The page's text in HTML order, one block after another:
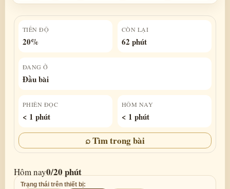
TIẾN ĐỘ
20%
CÒN LẠI
62 phút
ĐANG Ở
Đầu bài
PHIÊN ĐỌC
< 1 phút
HÔM NAY
< 1 phút
⌕ Tìm trong bài
Hôm nay0/20 phút
Trạng thái trên thiết bị: